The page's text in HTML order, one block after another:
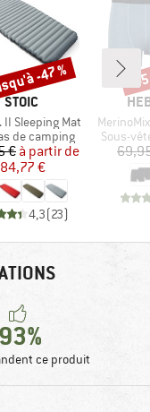
MARQUE
STOIC
II Sleeping Mat
group
de camping
Prix
€ Prix réduit
à partir de
84,77 €
4,3(23)
-47 %
Article
MerinoMix165
Product
Sous-
-
93%
ce produit